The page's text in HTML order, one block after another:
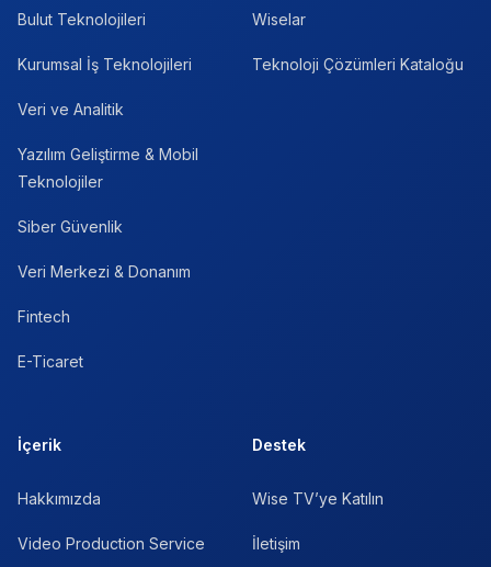
Bulut Teknolojileri
Kurumsal İş Teknolojileri
Veri ve Analitik
Yazılım Geliştirme & Mobil
Teknolojiler
Siber Güvenlik
Veri Merkezi & Donanım
Fintech
E-Ticaret
Wiselar
Teknoloji Çözümleri Kataloğu
İçerik
Hakkımızda
Video Production Service
Destek
Wise TV’ye Katılın
İletişim